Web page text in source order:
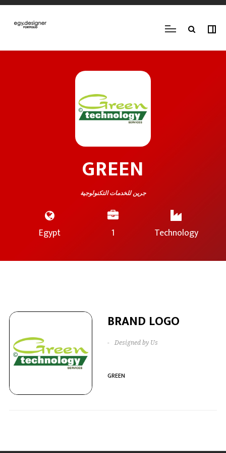
GREEN
جرين للخدمات التكنولوجية
Egypt 1 Technology
BRAND LOGO
- Designed by Us
GREEN